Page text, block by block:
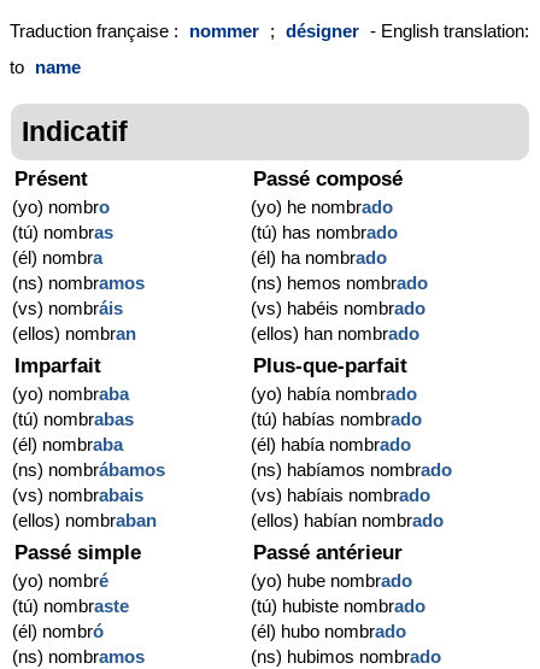
Traduction française : nommer ; désigner - English translation:
to name
Indicatif
Présent
(yo) nombro
(tú) nombras
(él) nombra
(ns) nombramos
(vs) nombráis
(ellos) nombran
Passé composé
(yo) he nombrado
(tú) has nombrado
(él) ha nombrado
(ns) hemos nombrado
(vs) habéis nombrado
(ellos) han nombrado
Imparfait
(yo) nombraba
(tú) nombrabas
(él) nombraba
(ns) nombrábamos
(vs) nombrabais
(ellos) nombraban
Plus-que-parfait
(yo) había nombrado
(tú) habías nombrado
(él) había nombrado
(ns) habíamos nombrado
(vs) habíais nombrado
(ellos) habían nombrado
Passé simple
(yo) nombré
(tú) nombraste
(él) nombró
(ns) nombramos
Passé antérieur
(yo) hube nombrado
(tú) hubiste nombrado
(él) hubo nombrado
(ns) hubimos nombrado